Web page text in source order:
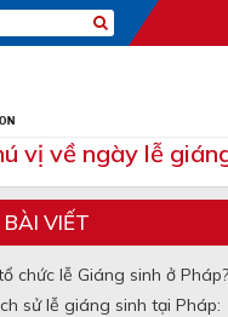
vị về ngày lễ
BÀI VIẾT
chức lễ Giáng sinh ở Pháp?
sử lễ giáng sinh tại Pháp: